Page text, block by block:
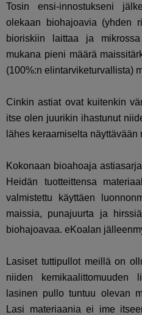
Tosin ensi-innostukseni
olekaan biohajoavia (yhden
bioriskiin laittaa ja
mukana pieni määrä
(100%:n elintarviketurvallista)
Cinkin astiat ovat kuitenkin
itse olen juurikin ihastunut
lähes keraamiselta
Kokonaan bioahoaja
Heidän tuotteittensa
valmistettu käyttäen
maissia, punajuurta ja
biohajoavaa. eKoalan
Lasiset tuttipullot meillä on
niiden kemikaalittomuuden
lasinen pullo tuntuu olevan
Lasi materiaania ei ime